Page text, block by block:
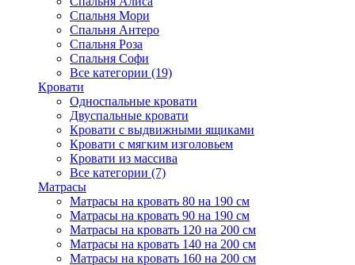
Спальня Мори
Спальня Антеро
Спальня Роза
Спальня Софи
Все категории (19)
Кровати
Односпальные кровати
Двуспальные кровати
Кровати с выдвижными ящиками
Кровати с мягким изголовьем
Кровати из массива
Все категории (7)
Матрасы
Матрасы на кровать 80 на 190 см
Матрасы на кровать 90 на 190 см
Матрасы на кровать 120 на 200 см
Матрасы на кровать 140 на 200 см
Матрасы на кровать 160 на 200 см